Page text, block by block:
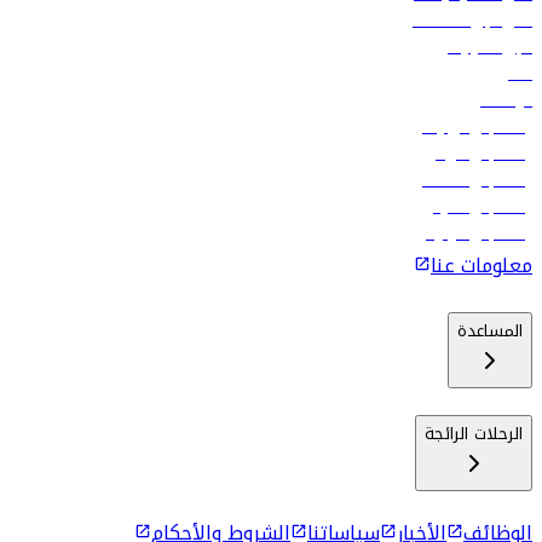
فلاي دبي للعطلات
تأجير السيارات
فنادق
الوظائف
رحلات إلى تبيليسي
رحلات إلى الرياض
رحلات إلى مسقط
رحلات إلى ماليه
رحلات إلى كولومبو
معلومات عنا
المساعدة
الرحلات الرائجة
الوظائف الأخبار سياساتنا الشروط والأحكام